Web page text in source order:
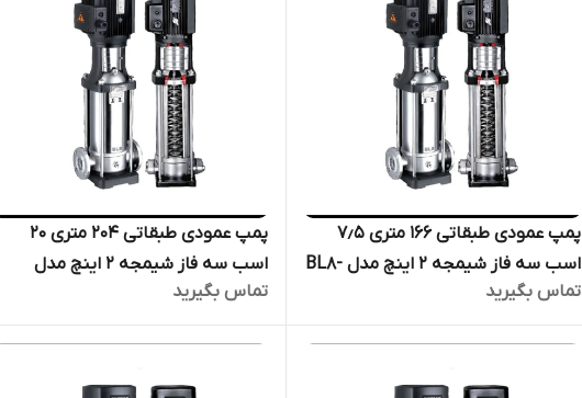
پمپ عمودی طبقاتی ۱۶۶ متری ۷٫۵
اسب سه فاز شیمجه ۲ اینچ مدل BL8-
16 | الکترو پمپ پروانه استیل فشار
قوی دیگ بخار
تماس بگیرید
پمپ عمودی طبقاتی ۲۰۴ متری ۲۰
اسب سه فاز شیمجه ۲ اینچ مدل
BL20-14 | الکترو پمپ پروانه استیل
فشار قوی دیگ بخار
تماس بگیرید